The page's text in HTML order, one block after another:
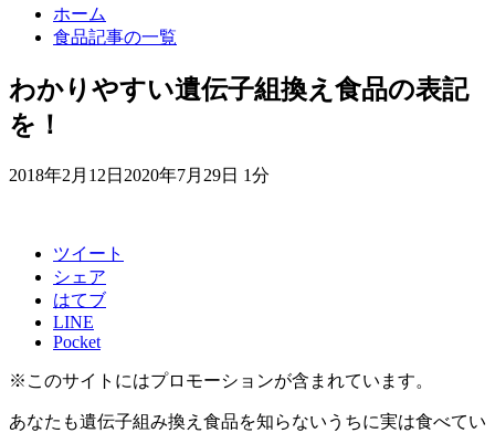
ホーム
食品記事の一覧
わかりやすい遺伝子組換え食品の表記
を！
2018年2月12日 2020年7月29日 1分
ツイート
シェア
はてブ
LINE
Pocket
※このサイトにはプロモーションが含まれています。
あなたも遺伝子組み換え食品を知らないうちに実は食べてい